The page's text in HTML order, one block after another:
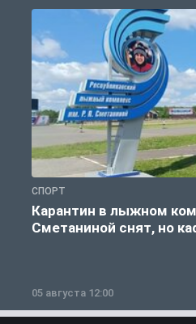
СПОРТ
Карантин в лыжном
Сметаниной снят, но
05 августа 12:00